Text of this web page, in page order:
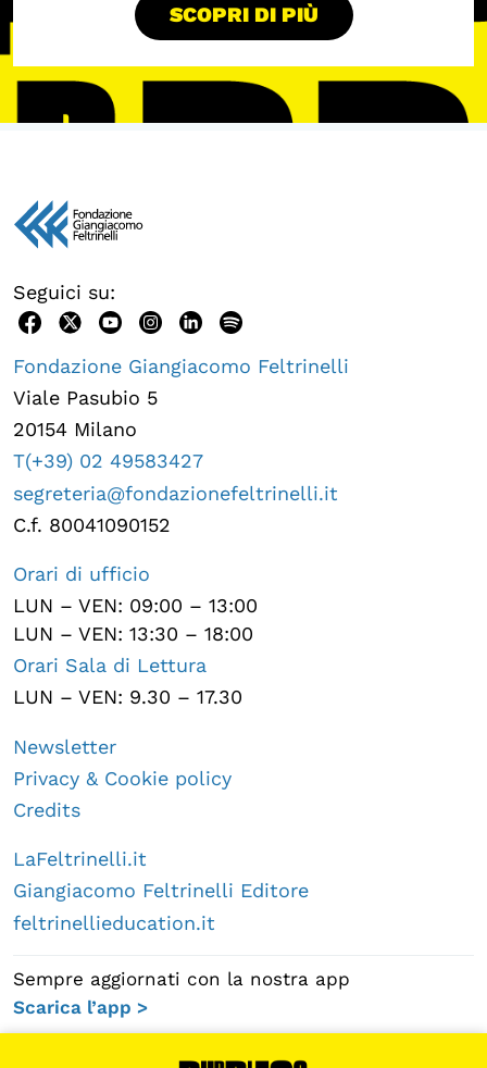
SCOPRI DI PIÙ
Seguici su:
Fondazione Giangiacomo Feltrinelli
Viale Pasubio 5
20154 Milano
T(+39) 02 49583427
segreteria@fondazionefeltrinelli.it
C.f. 80041090152
Orari di ufficio
LUN – VEN: 09:00 – 13:00
LUN – VEN: 13:30 – 18:00
Orari Sala di Lettura
LUN – VEN: 9.30 – 17.30
Newsletter
Privacy & Cookie policy
Credits
LaFeltrinelli.it
Giangiacomo Feltrinelli Editore
feltrinellieducation.it
Sempre aggiornati con la nostra app
Scarica l’app >